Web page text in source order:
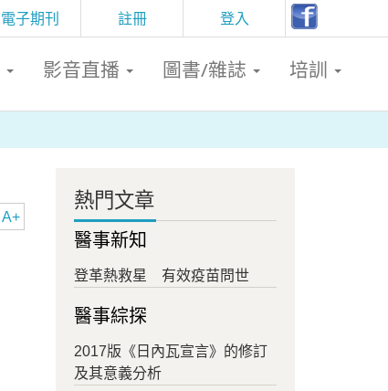
註冊 登入
電子期刊
影音直播 圖書/雜誌 培訓
A+
熱門文章
醫事新知
登革熱救星 有效疫苗問世
醫事綜探
2017版《日內瓦宣言》的修訂
及其意義分析